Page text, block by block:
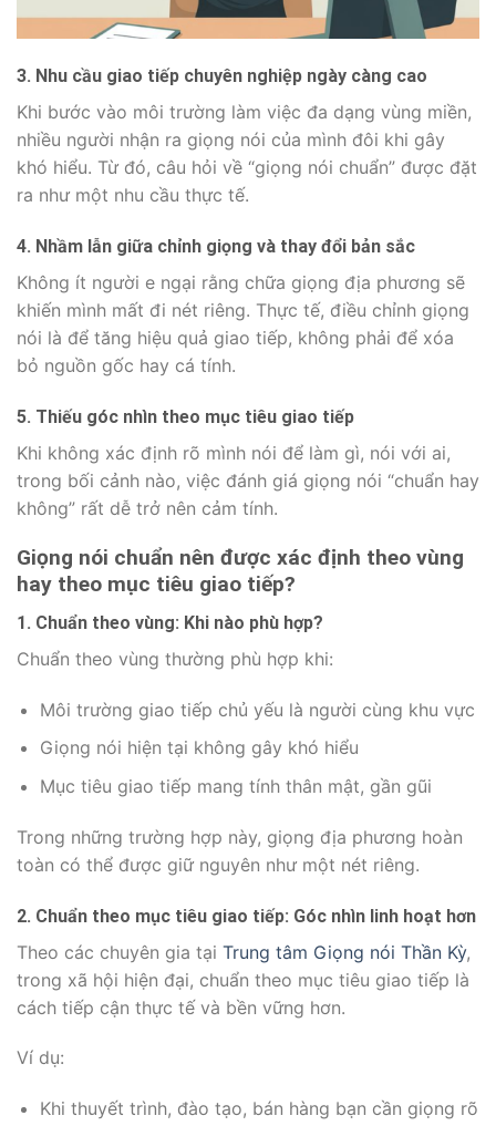
3. Nhu cầu giao tiếp chuyên nghiệp ngày càng cao
Khi bước vào môi trường làm việc đa dạng vùng miền,
nhiều người nhận ra giọng nói của mình đôi khi gây
khó hiểu. Từ đó, câu hỏi về “giọng nói chuẩn” được đặt
ra như một nhu cầu thực tế.
4. Nhầm lẫn giữa chỉnh giọng và thay đổi bản sắc
Không ít người e ngại rằng chữa giọng địa phương sẽ
khiến mình mất đi nét riêng. Thực tế, điều chỉnh giọng
nói là để tăng hiệu quả giao tiếp, không phải để xóa
bỏ nguồn gốc hay cá tính.
5. Thiếu góc nhìn theo mục tiêu giao tiếp
Khi không xác định rõ mình nói để làm gì, nói với ai,
trong bối cảnh nào, việc đánh giá giọng nói “chuẩn hay
không” rất dễ trở nên cảm tính.
Giọng nói chuẩn nên được xác định theo vùng
hay theo mục tiêu giao tiếp?
1. Chuẩn theo vùng: Khi nào phù hợp?
Chuẩn theo vùng thường phù hợp khi:
Môi trường giao tiếp chủ yếu là người cùng khu vực
Giọng nói hiện tại không gây khó hiểu
Mục tiêu giao tiếp mang tính thân mật, gần gũi
Trong những trường hợp này, giọng địa phương hoàn
toàn có thể được giữ nguyên như một nét riêng.
2. Chuẩn theo mục tiêu giao tiếp: Góc nhìn linh hoạt hơn
Theo các chuyên gia tại Trung tâm Giọng nói Thần Kỳ,
trong xã hội hiện đại, chuẩn theo mục tiêu giao tiếp là
cách tiếp cận thực tế và bền vững hơn.
Ví dụ:
Khi thuyết trình, đào tạo, bán hàng bạn cần giọng rõ